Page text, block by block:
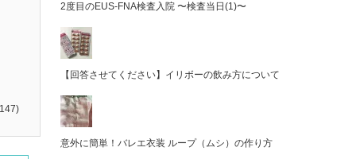
2度目のEUS-FNA検査入院 〜検査当日(1)〜
【回答させてください】イリボーの飲み方について
意外に簡単！バレエ衣装 ループ（ムシ）の作り方